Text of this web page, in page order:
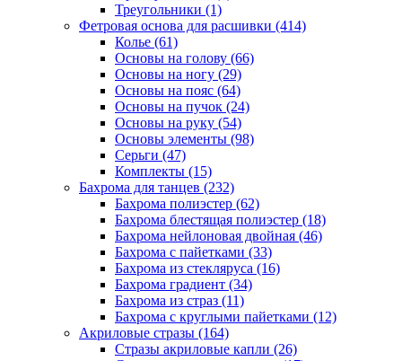
Треугольники (1)
Фетровая основа для расшивки (414)
Колье (61)
Основы на голову (66)
Основы на ногу (29)
Основы на пояс (64)
Основы на пучок (24)
Основы на руку (54)
Основы элементы (98)
Серьги (47)
Комплекты (15)
Бахрома для танцев (232)
Бахрома полиэстер (62)
Бахрома блестящая полиэстер (18)
Бахрома нейлоновая двойная (46)
Бахрома с пайетками (33)
Бахрома из стекляруса (16)
Бахрома градиент (34)
Бахрома из страз (11)
Бахрома с круглыми пайетками (12)
Акриловые стразы (164)
Стразы акриловые капли (26)